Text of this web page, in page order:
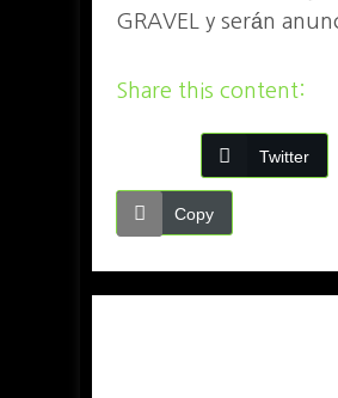
GRAVEL y serán
Share this content:
Twitter
Copy